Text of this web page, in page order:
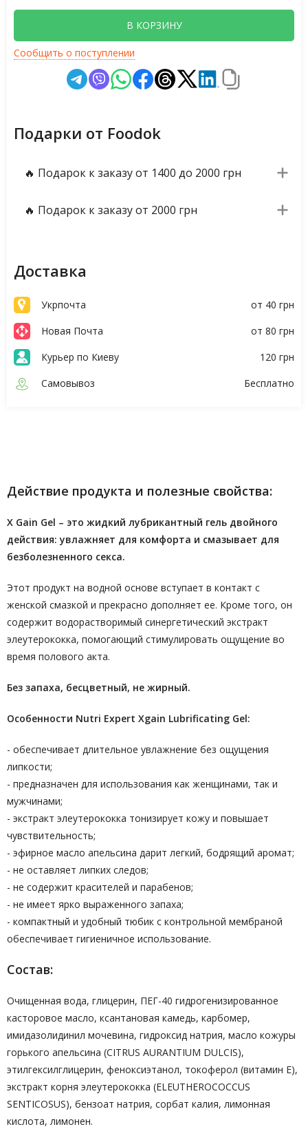
В КОРЗИНУ
Сообщить о поступлении
Подарки от Foodok
🔥 Подарок к заказу от 1400 до 2000 грн
🔥 Подарок к заказу от 2000 грн
Доставка
Укрпочта
от 40 грн
Новая Почта
от 80 грн
Курьер по Киеву
120 грн
Самовывоз
Бесплатно
Действие продукта и полезные свойства:
X Gain Gel – это жидкий лубрикантный гель двойного
действия: увлажняет для комфорта и смазывает для
безболезненного секса.
Этот продукт на водной основе вступает в контакт с
женской смазкой и прекрасно дополняет ее. Кроме того, он
содержит водорастворимый синергетический экстракт
элеутерококка, помогающий стимулировать ощущение во
время полового акта.
Без запаха, бесцветный, не жирный.
Особенности Nutri Expert Xgain Lubrificating Gel:
- обеспечивает длительное увлажнение без ощущения
липкости;
- предназначен для использования как женщинами, так и
мужчинами;
- экстракт элеутерококка тонизирует кожу и повышает
чувствительность;
- эфирное масло апельсина дарит легкий, бодрящий аромат;
- не оставляет липких следов;
- не содержит красителей и парабенов;
- не имеет ярко выраженного запаха;
- компактный и удобный тюбик с контрольной мембраной
обеспечивает гигиеничное использование.
Состав:
Очищенная вода, глицерин, ПЕГ-40 гидрогенизированное
касторовое масло, ксантановая камедь, карбомер,
имидазолидинил мочевина, гидроксид натрия, масло кожуры
горького апельсина (CITRUS AURANTIUM DULCIS),
этилгексилглицерин, феноксиэтанол, токоферол (витамин Е),
экстракт корня элеутерококка (ELEUTHEROCOCCUS
SENTICOSUS), бензоат натрия, сорбат калия, лимонная
кислота, лимонен.